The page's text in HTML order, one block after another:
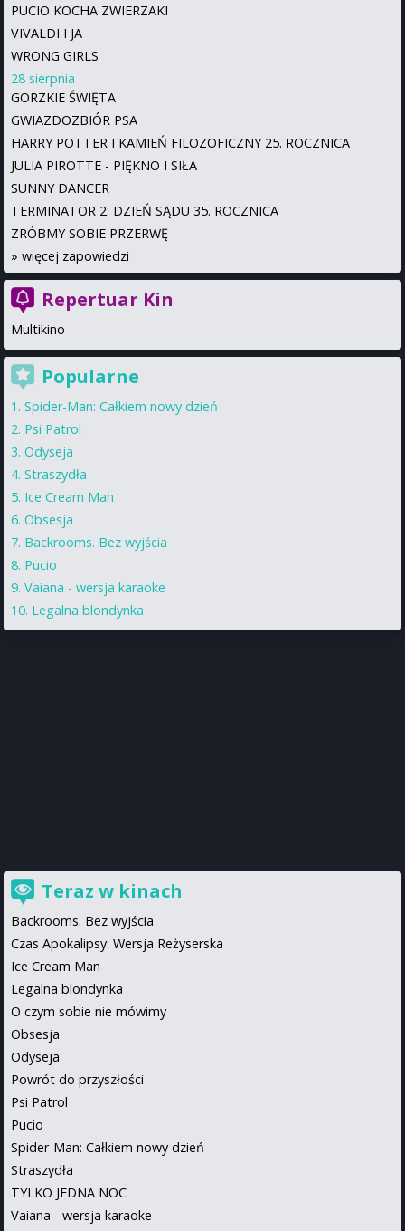
PUCIO KOCHA ZWIERZAKI
VIVALDI I JA
WRONG GIRLS
28 sierpnia
GORZKIE ŚWIĘTA
GWIAZDOZBIÓR PSA
HARRY POTTER I KAMIEŃ FILOZOFICZNY 25. ROCZNICA
JULIA PIROTTE - PIĘKNO I SIŁA
SUNNY DANCER
TERMINATOR 2: DZIEŃ SĄDU 35. ROCZNICA
ZRÓBMY SOBIE PRZERWĘ
» więcej zapowiedzi
Repertuar Kin
Multikino
Popularne
Spider-Man: Całkiem nowy dzień
Psi Patrol
Odyseja
Straszydła
Ice Cream Man
Obsesja
Backrooms. Bez wyjścia
Pucio
Vaiana - wersja karaoke
Legalna blondynka
Teraz w kinach
Backrooms. Bez wyjścia
Czas Apokalipsy: Wersja Reżyserska
Ice Cream Man
Legalna blondynka
O czym sobie nie mówimy
Obsesja
Odyseja
Powrót do przyszłości
Psi Patrol
Pucio
Spider-Man: Całkiem nowy dzień
Straszydła
TYLKO JEDNA NOC
Vaiana - wersja karaoke